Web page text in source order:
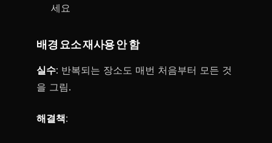
세요
배경 요소 재사용 안 함
실수: 반복되는 장소도 매번 처음부터 모든 것
을 그림.
해결책: